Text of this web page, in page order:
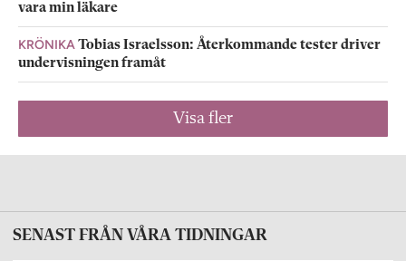
vara min läkare
KRÖNIKA Tobias Israelsson: Återkommande tester driver
undervisningen framåt
Visa fler
SENAST FRÅN VÅRA TIDNINGAR